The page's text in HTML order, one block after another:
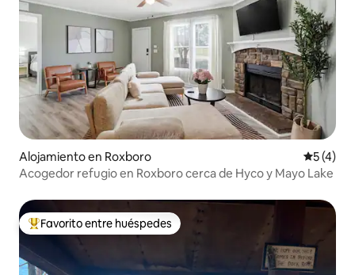
Alojamiento en Roxboro
5 (4)
Acogedor refugio en Roxboro cerca de Hyco y Mayo Lake
Favorito entre huéspedes preferido
Favorito entre huéspedes